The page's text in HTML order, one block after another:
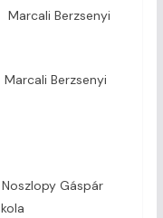
Berzsenyi
Gáspár